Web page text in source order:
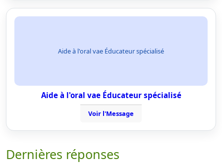
Aide à l'oral vae Éducateur spécialisé
Aide à l'oral vae Éducateur spécialisé
Voir l'Message
Dernières réponses